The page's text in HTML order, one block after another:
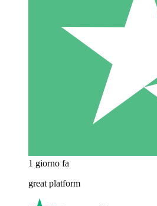
1 giorno fa
great platform